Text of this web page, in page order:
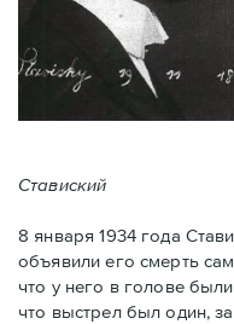
Ставиский
8 января 1934 года
объявили его смерть
что у него в голове
что выстрел был один,